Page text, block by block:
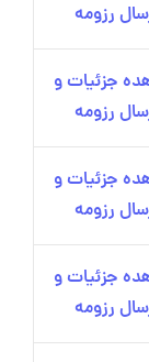
رزومه
جزئیات و
رزومه
جزئیات و
رزومه
جزئیات و
رزومه